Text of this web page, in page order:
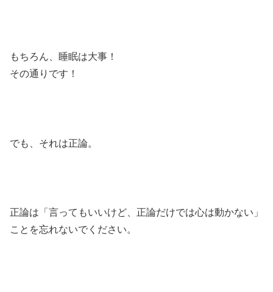
もちろん、睡眠は大事！
その通りです！
でも、それは正論。
正論は「言ってもいいけど、正論だけでは心は動かない」
ことを忘れないでください。